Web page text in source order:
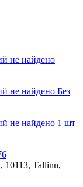
не найдено
не найдено Без
не найдено 1 шт
10113, Tallinn,